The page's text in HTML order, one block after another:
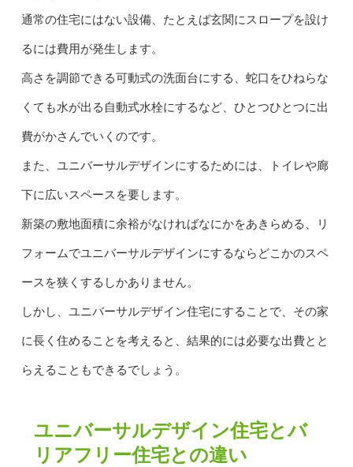
通常の住宅にはない設備、たとえば玄関にスロープを設け
るには費用が発生します。
高さを調節できる可動式の洗面台にする、蛇口をひねらな
くても水が出る自動式水栓にするなど、ひとつひとつに出
費がかさんでいくのです。
また、ユニバーサルデザインにするためには、トイレや廊
下に広いスペースを要します。
新築の敷地面積に余裕がなければなにかをあきらめる、リ
フォームでユニバーサルデザインにするならどこかのスペ
ースを狭くするしかありません。
しかし、ユニバーサルデザイン住宅にすることで、その家
に長く住めることを考えると、結果的には必要な出費とと
らえることもできるでしょう。
ユニバーサルデザイン住宅とバ
リアフリー住宅との違い